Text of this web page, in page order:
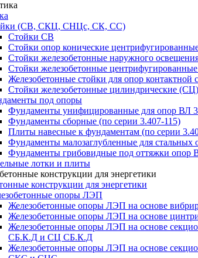
(СВ, СКЦ, СНЦс, СК, СС)
Стойки СВ
Стойки опор конические
Стойки железобетонные наружного
Стойки железобетонные
Железобетонные стойки для опор контактной
Стойки железобетонные цилиндрические (СЦ)
под опоры
Фундаменты унифицированные для опор ВЛ
Фундаменты сборные (по серии 3.407-115)
Плиты навесные к фундаментам (по серии
Фундаменты малозаглубленные для
Фундаменты грибовидные под оттяжки опор
лотки и плиты
конструкции для энергетики
опоры ЛЭП
Железобетонные опоры ЛЭП на основе
Железобетонные опоры ЛЭП на основе
Железобетонные опоры ЛЭП на основе
СБ.К.Д и СЦ СБ.К.Д
Железобетонные опоры ЛЭП на основе